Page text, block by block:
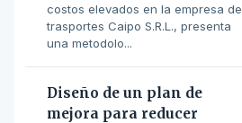
costos elevados en la empresa de
trasportes Caipo S.R.L., presenta
una metodolo...
Diseño de un plan de
mejora para reducer